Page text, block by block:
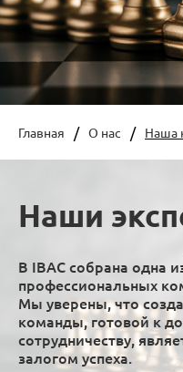
Главная О нас Наша
Наши
В IBAC собрана одна
профессиональных
Мы уверены, что
команды, готовой к
сотрудничеству,
залогом успеха.